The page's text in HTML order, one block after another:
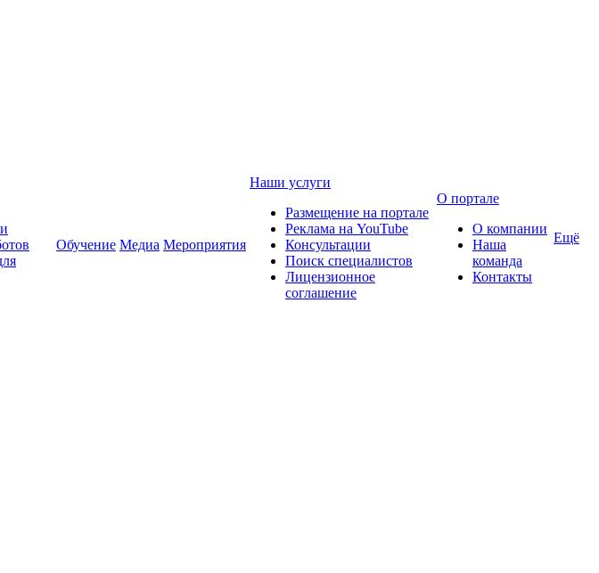
Обучение Медиа Мероприятия
Наши услуги
Размещение на портале
Реклама на YouTube
Консультации
Поиск специалистов
Лицензионное
соглашение
О портале
О компании
Наша
команда
Контакты
Ещё